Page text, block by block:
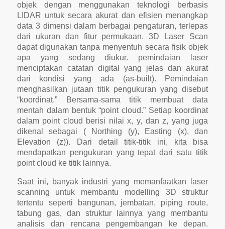
objek dengan menggunakan teknologi berbasis
LIDAR untuk secara akurat dan efisien menangkap
data 3 dimensi dalam berbagai pengaturan, terlepas
dari ukuran dan fitur permukaan. 3D Laser Scan
dapat digunakan tanpa menyentuh secara fisik objek
apa yang sedang diukur. pemindaian laser
menciptakan catatan digital yang jelas dan akurat
dari kondisi yang ada (as-built). Pemindaian
menghasilkan jutaan titik pengukuran yang disebut
“koordinat.” Bersama-sama titik membuat data
mentah dalam bentuk “point cloud.” Setiap koordinat
dalam point cloud berisi nilai x, y, dan z, yang juga
dikenal sebagai ( Northing (y), Easting (x), dan
Elevation (z)). Dari detail titik-titik ini, kita bisa
mendapatkan pengukuran yang tepat dari satu titik
point cloud ke titik lainnya.
Saat ini, banyak industri yang memanfaatkan laser
scanning untuk membantu modelling 3D struktur
tertentu seperti bangunan, jembatan, piping route,
tabung gas, dan struktur lainnya yang membantu
analisis dan rencana pengembangan ke depan.